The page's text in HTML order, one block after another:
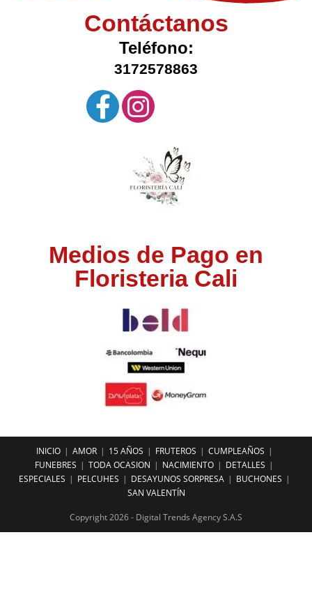
Contáctanos
Teléfono:
3172578863
Medios de Pago en
Floristeria Cali
INICIO AMOR 15 AÑOS FRUTEROS
CUMPLEAÑOS
FUNEBRES
TODA OCASION NACIMIENTO
DETALLES
ESPECIALES
PELCUHES DESAYUNOS SORPRESA
BUCHONES
SAN VALENTÍN
Copyright 2026 - Digital Trends Agency S.A.S